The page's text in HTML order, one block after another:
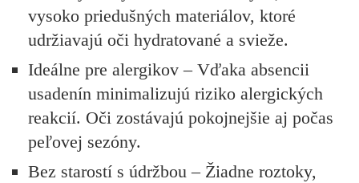
vysoko priedušných materiálov, ktoré
udržiavajú oči hydratované a svieže.
Ideálne pre alergikov – Vďaka absencii
usadenín minimalizujú riziko alergických
reakcií. Oči zostávajú pokojnejšie aj počas
peľovej sezóny.
Bez starostí s údržbou – Žiadne roztoky,